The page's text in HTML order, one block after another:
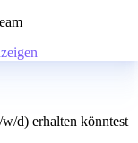
d) erhalten könntest